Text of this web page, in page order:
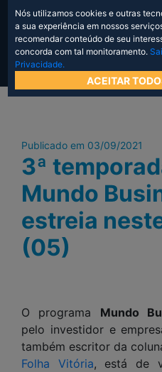
Nós utilizamos cookies e outras
a sua experiência em nossos
recomendar conteúdo de seu
concorda com tal monitoramento.
Privacidade.
ACEITAR
Publicado em 03/09/2021
3ª
Mundo
estreia
(05)
O programa Mundo
pelo investidor e
também escritor da
Folha Vitória, está de